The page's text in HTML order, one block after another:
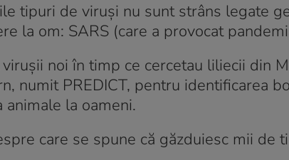
tipuri de viruși nu sunt strâns legate
la om: SARS (care a provocat
noi în timp ce cercetau liliecii din
numit PREDICT, pentru identificarea
la oameni.
care se spune că găzduiesc mii de